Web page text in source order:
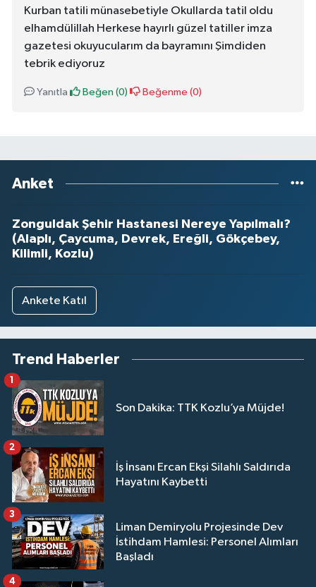
Kurban tatili münasebetiyle Okullarda tatil oldu
elhamdülillah Herkese hayırlı güzel tatiller imza
gazetesi okuyucularım da bayramını Şimdiden
tebrik ediyoruz
Yanıtla Beğen (0) Beğenme (0)
Anket
Zonguldak Şehir Hastanesi Nereye Yapılmalı?
(Alaplı, Çaycuma, Devrek, Ereğli, Gökçebey,
Kilimli, Kozlu)
Ankete Katıl
Trend Haberler
Son Dakika: TTK Kozlu’ya Müjde!
1
İş İnsanı Ercan Ekşi Silahlı Saldırıda
Hayatını Kaybetti
2
Liman Demiryolu Projesinde Dev
İstihdam Hamlesi: Personel Alımları
Başladı
3
4